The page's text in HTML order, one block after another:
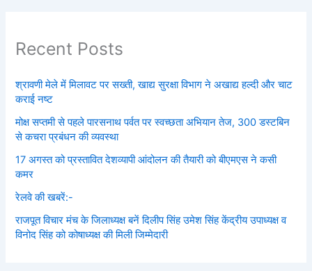
Recent Posts
श्रावणी मेले में मिलावट पर सख्ती, खाद्य सुरक्षा विभाग ने अखाद्य हल्दी और चाट
कराई नष्ट
मोक्ष सप्तमी से पहले पारसनाथ पर्वत पर स्वच्छता अभियान तेज, 300 डस्टबिन
से कचरा प्रबंधन की व्यवस्था
17 अगस्त को प्रस्तावित देशव्यापी आंदोलन की तैयारी को बीएमएस ने कसी
कमर
रेलवे की खबरें:-
राजपूत विचार मंच के जिलाध्यक्ष बनें‌ दिलीप सिंह उमेश सिंह केंद्रीय उपाध्यक्ष व
विनोद सिंह को कोषाध्यक्ष की मिली जिम्मेदारी